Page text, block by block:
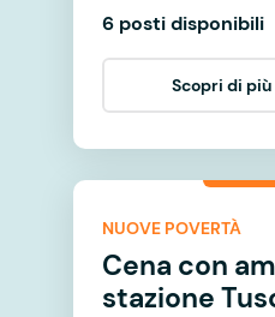
6 posti disponibili
Scopri di
NUOVE POVERTÀ
Cena con
stazione